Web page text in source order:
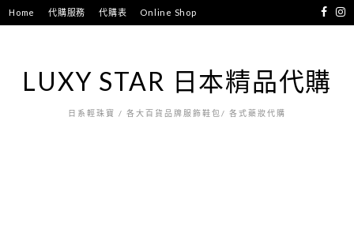
跳
至
Home 代購服務 代購表 Online Shop
LUXY STAR 日本精品代購
日系輕珠寶 / 各大百貨品牌服飾鞋包/ 各式藥妝代購